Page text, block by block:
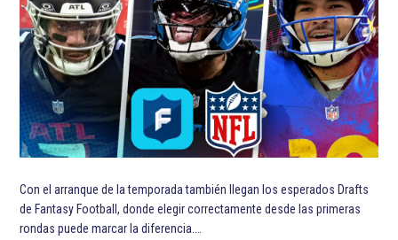
Con el arranque de la temporada también llegan los esperados Drafts
de Fantasy Football, donde elegir correctamente desde las primeras
rondas puede marcar la diferencia.…